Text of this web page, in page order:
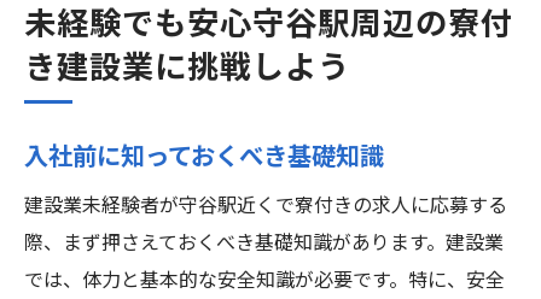
未経験でも安心守谷駅周辺の寮付
き建設業に挑戦しよう
入社前に知っておくべき基礎知識
建設業未経験者が守谷駅近くで寮付きの求人に応募する
際、まず押さえておくべき基礎知識があります。建設業
では、体力と基本的な安全知識が必要です。特に、安全